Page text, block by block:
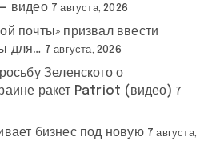
видео 7 августа, 2026
почты» призвал ввести
для…
7 августа, 2026
Зеленского о
ракет Patriot (видео) 7
бизнес под новую 7 августа,